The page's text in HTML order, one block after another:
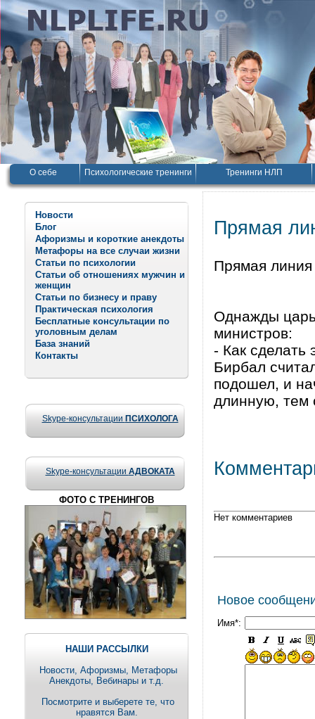
О себе Психологические тренинги Тренинги НЛП
Новости
Блог
Афоризмы и короткие анекдоты
Метафоры на все случаи жизни
Статьи по психологии
Статьи об отношениях мужчин и
женщин
Статьи по бизнесу и праву
Практическая психология
Бесплатные консультации по
уголовным делам
База знаний
Контакты
Skype-консультации ПСИХОЛОГА
Skype-консультации АДВОКАТА
ФОТО С ТРЕНИНГОВ
НАШИ РАССЫЛКИ
Новости, Aфоризмы, Метафоры
Анекдоты, Вебинары и т.д.
Посмотрите и выберете те, что
нравятся Вам.
Прямая
Прямая линия
Однажды
министров:
- Как сделать
Бирбал
подошел, и
длинную, тем
Нет комментариев
Новое
Имя*: